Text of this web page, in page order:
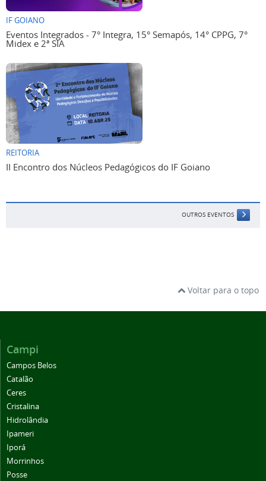
IF GOIANO
Eventos Integrados - 7° Integra, 15° Semapós, 14° CPPG, 7°
Midex e 2ª SIA
REITORIA
II Encontro dos Núcleos Pedagógicos do IF Goiano
OUTROS EVENTOS
Voltar para o topo
Campi
Campos Belos
Catalão
Ceres
Cristalina
Hidrolândia
Ipameri
Iporá
Morrinhos
Posse